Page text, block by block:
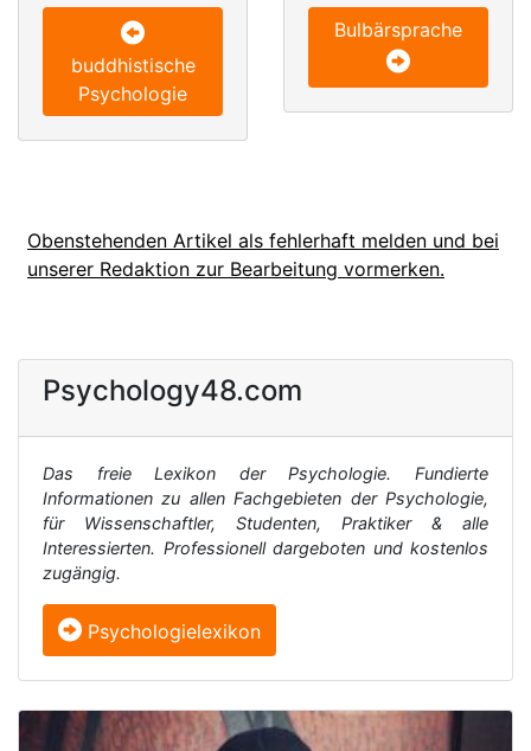
buddhistische
Psychologie
Bulbärsprache
Obenstehenden Artikel als fehlerhaft melden und bei
unserer Redaktion zur Bearbeitung vormerken.
Psychology48.com
Das freie Lexikon der Psychologie. Fundierte
Informationen zu allen Fachgebieten der Psychologie,
für Wissenschaftler, Studenten, Praktiker & alle
Interessierten. Professionell dargeboten und kostenlos
zugängig.
Psychologielexikon